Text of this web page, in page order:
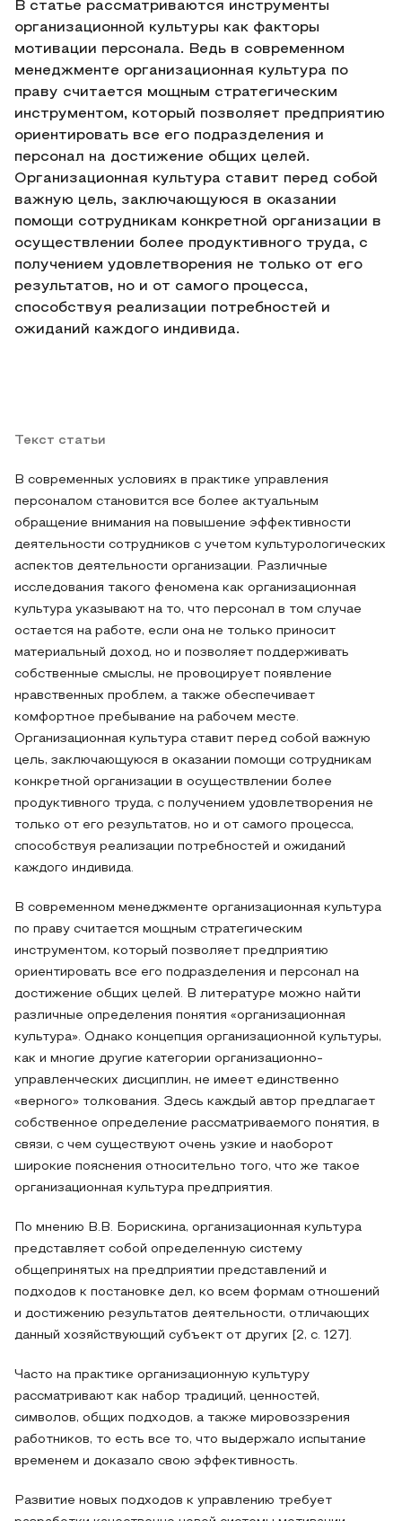
В статье рассматриваются инструменты
организационной культуры как факторы
мотивации персонала. Ведь в современном
менеджменте организационная культура по
праву считается мощным стратегическим
инструментом, который позволяет предприятию
ориентировать все его подразделения и
персонал на достижение общих целей.
Организационная культура ставит перед собой
важную цель, заключающуюся в оказании
помощи сотрудникам конкретной организации в
осуществлении более продуктивного труда, с
получением удовлетворения не только от его
результатов, но и от самого процесса,
способствуя реализации потребностей и
ожиданий каждого индивида.
Текст статьи
В современных условиях в практике управления
персоналом становится все более актуальным
обращение внимания на повышение эффективности
деятельности сотрудников с учетом культурологических
аспектов деятельности организации. Различные
исследования такого феномена как организационная
культура указывают на то, что персонал в том случае
остается на работе, если она не только приносит
материальный доход, но и позволяет поддерживать
собственные смыслы, не провоцирует появление
нравственных проблем, а также обеспечивает
комфортное пребывание на рабочем месте.
Организационная культура ставит перед собой важную
цель, заключающуюся в оказании помощи сотрудникам
конкретной организации в осуществлении более
продуктивного труда, с получением удовлетворения не
только от его результатов, но и от самого процесса,
способствуя реализации потребностей и ожиданий
каждого индивида.
В современном менеджменте организационная культура
по праву считается мощным стратегическим
инструментом, который позволяет предприятию
ориентировать все его подразделения и персонал на
достижение общих целей. В литературе можно найти
различные определения понятия «организационная
культура». Однако концепция организационной культуры,
как и многие другие категории организационно-
управленческих дисциплин, не имеет единственно
«верного» толкования. Здесь каждый автор предлагает
собственное определение рассматриваемого понятия, в
связи, с чем существуют очень узкие и наоборот
широкие пояснения относительно того, что же такое
организационная культура предприятия.
По мнению В.В. Борискина, организационная культура
представляет собой определенную систему
общепринятых на предприятии представлений и
подходов к постановке дел, ко всем формам отношений
и достижению результатов деятельности, отличающих
данный хозяйствующий субъект от других [2, с. 127].
Часто на практике организационную культуру
рассматривают как набор традиций, ценностей,
символов, общих подходов, а также мировоззрения
работников, то есть все то, что выдержало испытание
временем и доказало свою эффективность.
Развитие новых подходов к управлению требует